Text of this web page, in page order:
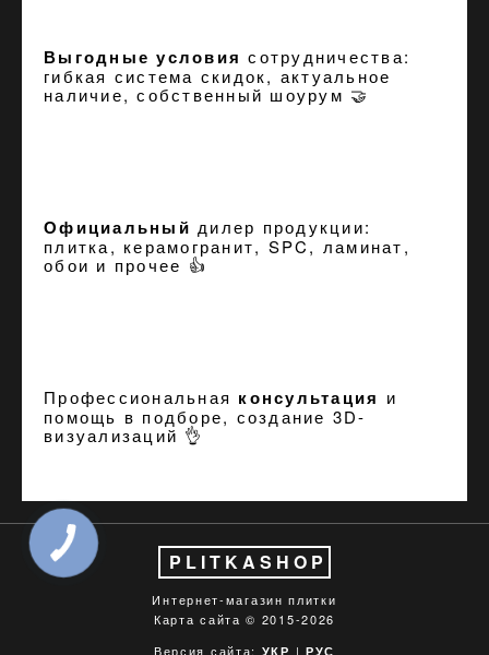
Выгодные условия сотрудничества:
гибкая система скидок, актуальное
наличие, собственный шоурум 🤝
Официальный дилер продукции:
плитка, керамогранит, SPC, ламинат,
обои и прочее 👍
Профессиональная консультация и
помощь в подборе, создание 3D-
визуализаций 👌
PLITKASHOP
Интернет-магазин плитки
Карта сайта © 2015-2026
Версия сайта: УКР | РУС